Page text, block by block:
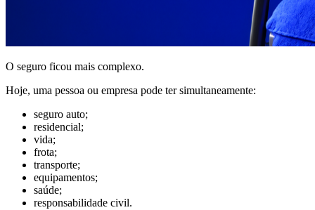
O seguro ficou mais complexo.
Hoje, uma pessoa ou empresa pode ter simultaneamente:
seguro auto;
residencial;
vida;
frota;
transporte;
equipamentos;
saúde;
responsabilidade civil.